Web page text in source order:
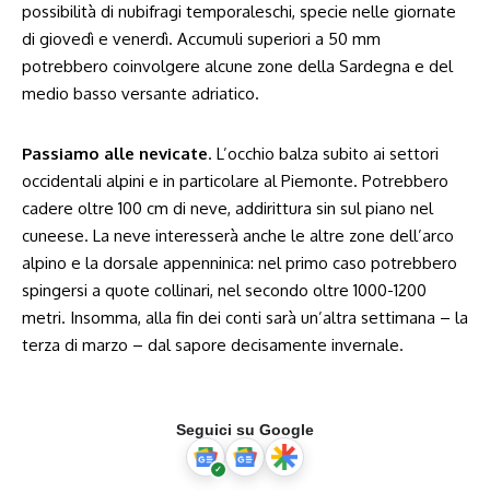
possibilità di nubifragi temporaleschi, specie nelle giornate
di giovedì e venerdì. Accumuli superiori a 50 mm
potrebbero coinvolgere alcune zone della Sardegna e del
medio basso versante adriatico.
Passiamo alle nevicate. L’occhio balza subito ai settori
occidentali alpini e in particolare al Piemonte. Potrebbero
cadere oltre 100 cm di neve, addirittura sin sul piano nel
cuneese. La neve interesserà anche le altre zone dell’arco
alpino e la dorsale appenninica: nel primo caso potrebbero
spingersi a quote collinari, nel secondo oltre 1000-1200
metri. Insomma, alla fin dei conti sarà un’altra settimana – la
terza di marzo – dal sapore decisamente invernale.
Seguici su Google